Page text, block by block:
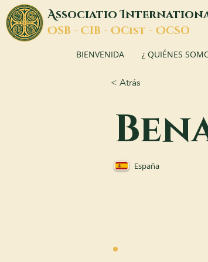
AssociatioI
OSB - CIB - OCist - OCSO
BIENVENIDA ¿ QUIÉNES
< Atrás
España